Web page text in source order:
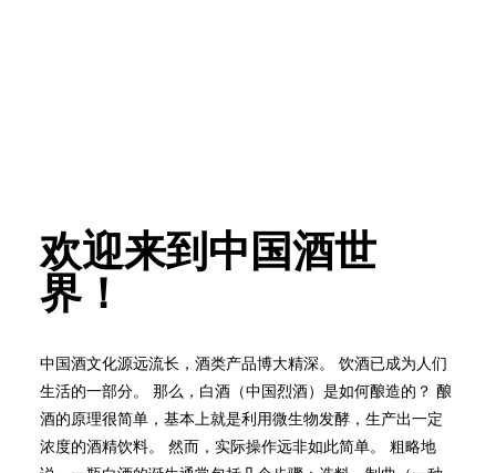
欢迎来到中国酒世
界！
中国酒文化源远流长，酒类产品博大精深。 饮酒已成为人们
生活的一部分。 那么，白酒（中国烈酒）是如何酿造的？ 酿
酒的原理很简单，基本上就是利用微生物发酵，生产出一定
浓度的酒精饮料。 然而，实际操作远非如此简单。 粗略地